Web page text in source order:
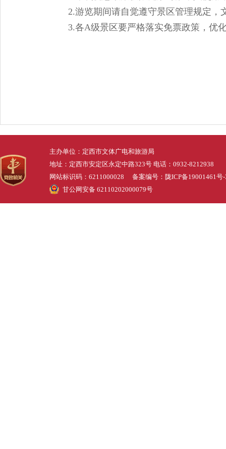
2.游览期间请自觉遵守景区管理规定，
3.各A级景区要严格落实免票政策，优
主办单位：定西市文体广电和旅游局
地址：定西市安定区永定中路323号 电话：0932-8212938
网站标识码：6211000028 备案编号： 陇ICP备19001461号
甘公网安备 62110202000079号